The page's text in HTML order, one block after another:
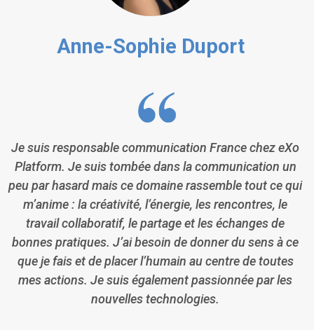
Anne-Sophie Duport
Je suis responsable communication France chez eXo
Platform. Je suis tombée dans la communication un
peu par hasard mais ce domaine rassemble tout ce qui
m’anime : la créativité, l’énergie, les rencontres, le
travail collaboratif, le partage et les échanges de
bonnes pratiques. J’ai besoin de donner du sens à ce
que je fais et de placer l’humain au centre de toutes
mes actions. Je suis également passionnée par les
nouvelles technologies.